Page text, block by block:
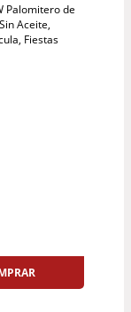
Palomitero de
Aceite,
Fiestas